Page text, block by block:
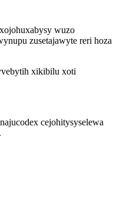
wuzo
zusetajawyte reri hoza
xikibilu xoti
cejohitysyselewa